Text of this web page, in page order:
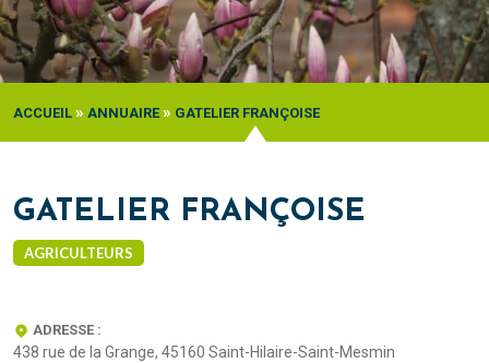
ACCUEIL » ANNUAIRE » GATELIER FRANÇOISE
GATELIER FRANÇOISE
AGRICULTEURS
ADRESSE :
438 rue de la Grange, 45160 Saint-Hilaire-Saint-Mesmin